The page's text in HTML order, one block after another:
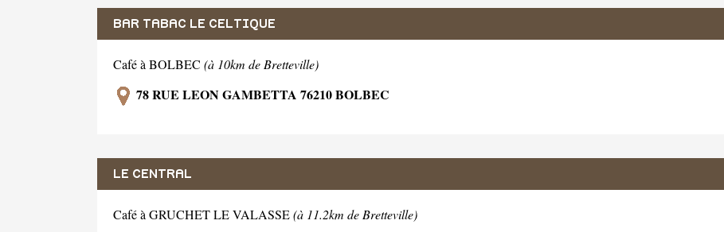
BAR TABAC LE CELTIQUE
Café à BOLBEC (à 10km de Bretteville)
78 RUE LEON GAMBETTA 76210 BOLBEC
LE CENTRAL
Café à GRUCHET LE VALASSE(à 11.2km de Bretteville)